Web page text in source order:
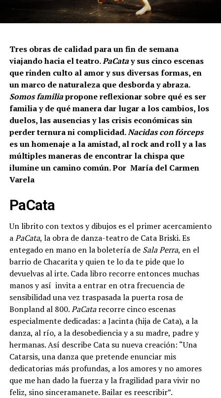
Tres obras de calidad para un fin de semana
viajando hacia el teatro.PaCatay sus cinco escenas
que rinden culto al amor y sus diversas formas, en
un marco de naturaleza que desborda y abraza.
Somos familiapropone reflexionar sobre qué es ser
familia y de qué manera dar lugar a los cambios, los
duelos, las ausencias y las crisis económicas sin
perder ternura ni complicidad.Nacidas con fórceps
es un homenaje a la amistad, al rock and roll y a las
múltiples maneras de encontrar la chispa que
ilumine un camino común. Por María del Carmen
Varela
PaCata
Un librito con textos y dibujos es el primer acercamiento
aPaCata, la obra de danza-teatro de Cata Briski. Es
entegado en mano en la boletería de Sala Perra, en el
barrio de Chacarita y quien te lo da te pide que lo
devuelvas al irte. Cada libro recorre entonces muchas
manos y así invita a entrar en otra frecuencia de
sensibilidad una vez traspasada la puerta rosa de
Bonpland al 800.PaCatarecorre cinco escenas
especialmente dedicadas: a Jacinta (hija de Cata), a la
danza, al río, a la desobediencia y a su madre, padre y
hermanas. Así describe Cata su nueva creación: “Una
Catarsis, una danza que pretende enunciar mis
dedicatorias más profundas, a los amores y no amores
que me han dado la fuerza y la fragilidad para vivir no
feliz, sino sinceramanete. Bailar es reescribir”.